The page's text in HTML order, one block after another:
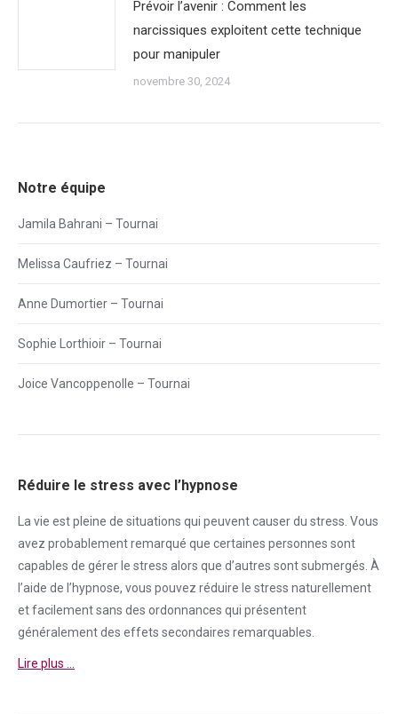
Prévoir l’avenir : Comment les
narcissiques exploitent cette technique
pour manipuler
novembre 30, 2024
Notre équipe
Jamila Bahrani – Tournai
Melissa Caufriez – Tournai
Anne Dumortier – Tournai
Sophie Lorthioir – Tournai
Joice Vancoppenolle – Tournai
Réduire le stress avec l’hypnose
La vie est pleine de situations qui peuvent causer du stress . Vous
avez probablement remarqué que certaines personnes sont
capables de gérer le stress alors que d’autres sont submergés. À
l’aide de l’hypnose, vous pouvez réduire le stress naturellement
et facilement sans des ordonnances qui présentent
généralement des effets secondaires remarquables.
Lire plus …